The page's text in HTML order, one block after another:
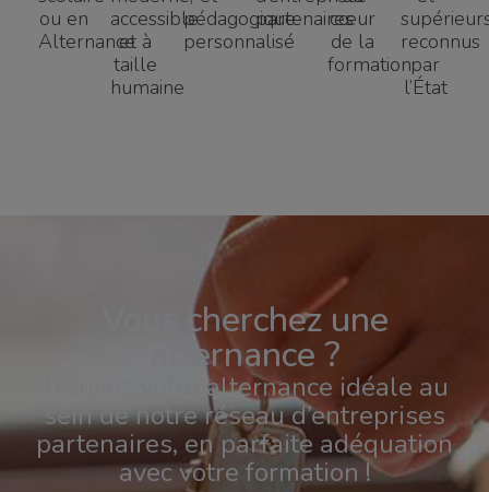
ou en
Alternance
accessible
et à
taille
humaine
pédagogique
personnalisé
partenairescœur
de la
formation​
reconnus
par
l’État
Vous cherchez une
alternance ?
Trouvez votre alternance idéale au
sein de notre réseau d’entreprises
partenaires, en parfaite adéquation
avec votre formation !